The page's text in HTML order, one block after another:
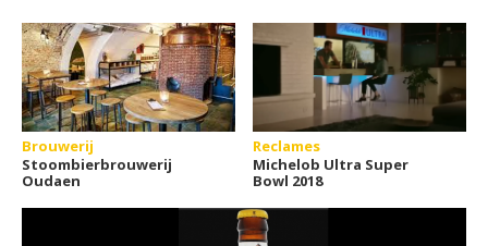
Brouwerij
Stoombierbrouwerij
Oudaen
Reclames
Michelob Ultra Super
Bowl 2018